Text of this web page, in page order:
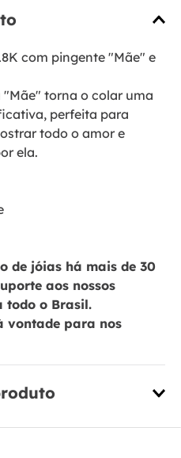
com pingente "Mãe" e
torna o colar uma
perfeita para
todo o amor e
ela.
de jóias há mais de 30
aos nossos
todo o Brasil.
vontade para nos